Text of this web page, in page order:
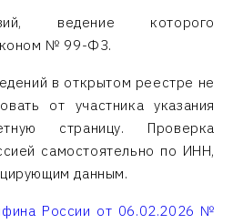
ведение которого
№ 99-ФЗ.
в открытом реестре не
от участника указания
страницу. Проверка
самостоятельно по ИНН,
данным.
России от 06.02.2026 №